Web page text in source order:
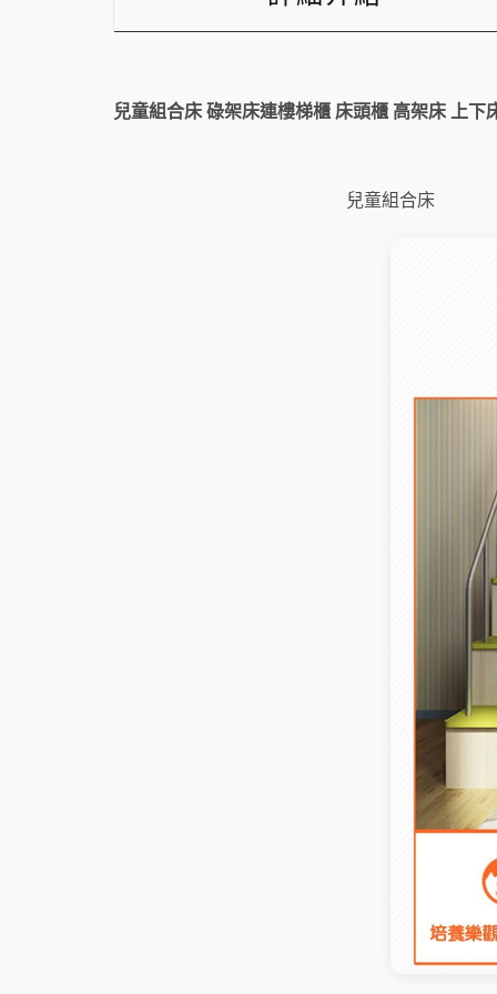
兒童組合床 碌架床連樓梯櫃 床頭櫃 高架床 上下
兒童組合床